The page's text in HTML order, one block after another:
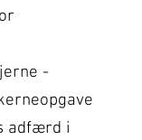
-
adfærd i